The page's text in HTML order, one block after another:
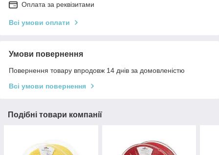
Оплата за реквізитами
Всі умови оплати
Умови повернення
Повернення товару впродовж 14 днів за домовленістю
Всі умови повернення
Подібні товари компанії